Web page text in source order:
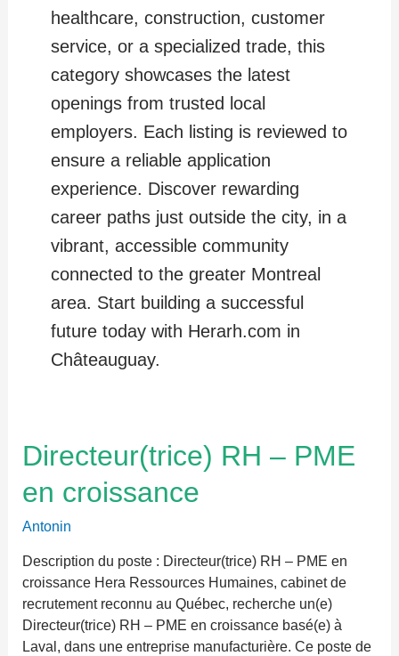
healthcare, construction, customer
service, or a specialized trade, this
category showcases the latest
openings from trusted local
employers. Each listing is reviewed to
ensure a reliable application
experience. Discover rewarding
career paths just outside the city, in a
vibrant, accessible community
connected to the greater Montreal
area. Start building a successful
future today with Herarh.com in
Châteauguay.
Directeur(trice) RH – PME
en croissance
Antonin
Description du poste : Directeur(trice) RH – PME en
croissance Hera Ressources Humaines, cabinet de
recrutement reconnu au Québec, recherche un(e)
Directeur(trice) RH – PME en croissance basé(e) à
Laval, dans une entreprise manufacturière. Ce poste de
Directeur(trice)
RH
–
en
croissance